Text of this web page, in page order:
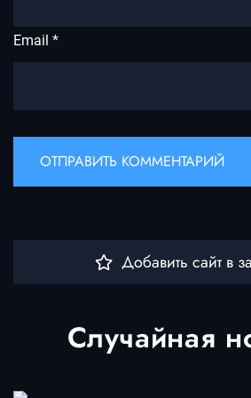
Email *
Добавить сайт в
Случайная